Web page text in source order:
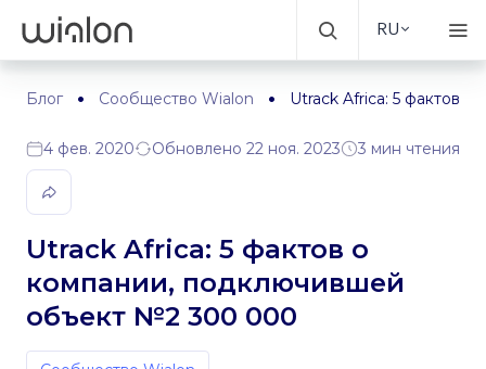
RU
Блог Сообщество Wialon Utrack Africa: 5 фактов
4 фев. 2020 Обновлено 22 ноя. 2023 3 мин чтения
Utrack Africa: 5 фактов о
компании, подключившей
объект №2 300 000